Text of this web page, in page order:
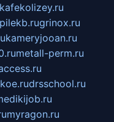
kafekolizey.ru
grinox.ru
kameryjooan.ru
metall-perm.ru
drsschool.ru
myragon.ru